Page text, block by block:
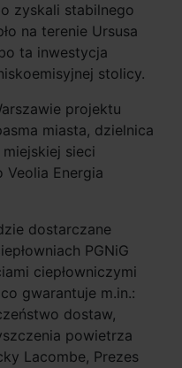
zyskali stabilnego
na terenie Ursusa
ta inwestycja
stolicy.
projektu
miasta, dzielnica
miejskiej sieci
Veolia Energia
dostarczane
PGNiG
ciepłowniczymi
gwarantuje m.in.:
dostaw,
powietrza
Lacombe, Prezes